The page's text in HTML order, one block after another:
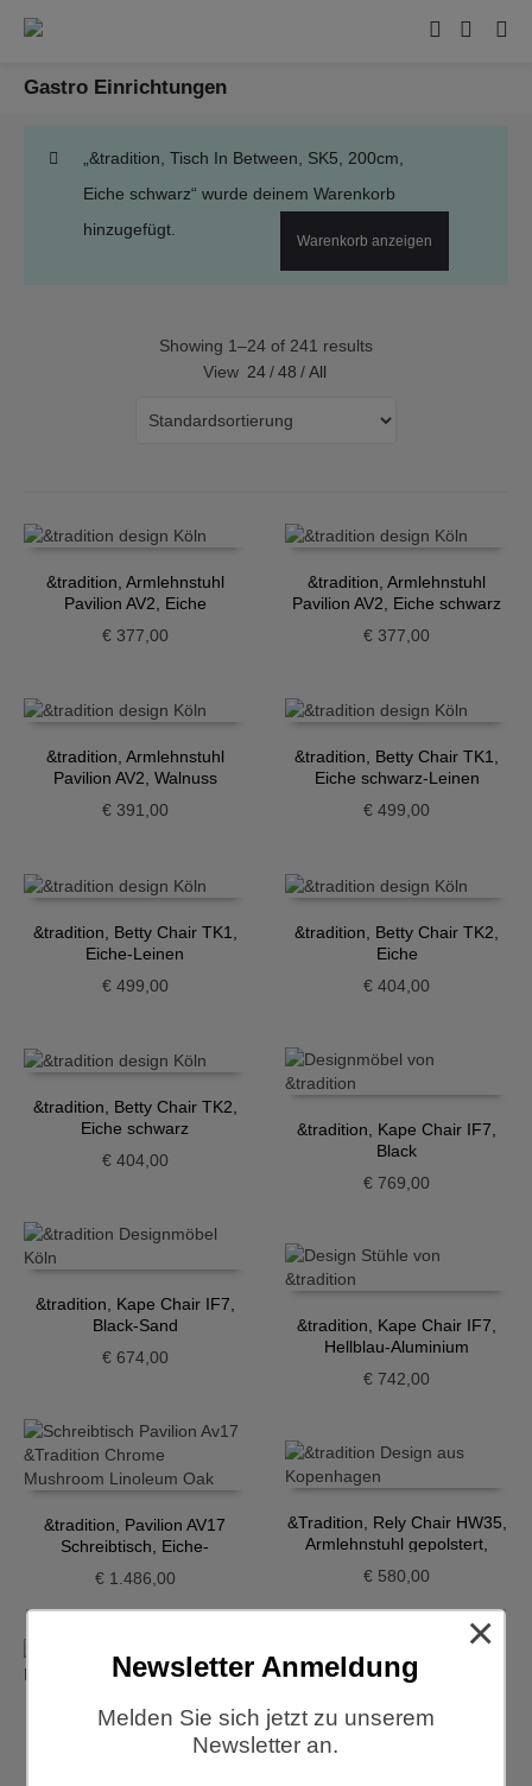
Gastro Einrichtungen
„&tradition, Tisch In Between, SK5, 200cm,
Eiche schwarz“ wurde deinem Warenkorb
hinzugefügt.
Warenkorb anzeigen
Showing 1–24 of 241 results
View 24 / 48 / All
&tradition, Armlehnstuhl
Pavilion AV2, Eiche
€377,00
&tradition, Armlehnstuhl
Pavilion AV2, Eiche schwarz
€ 377,00
&tradition, Armlehnstuhl
Pavilion AV2, Walnuss
€391,00
&tradition, Betty Chair TK1,
Eiche schwarz-Leinen
€ 499,00
&tradition, Betty Chair TK1,
Eiche-Leinen
€499,00
&tradition, Betty Chair TK2,
Eiche
€ 404,00
&tradition, Betty Chair TK2,
Eiche schwarz
€404,00
&tradition, Kape Chair IF7,
Black
€ 769,00
&tradition, Kape Chair IF7,
Black-Sand
€674,00
&tradition, Kape Chair IF7,
Hellblau-Aluminium
€ 742,00
&tradition, Pavilion AV17
Schreibtisch, Eiche-
€1.486,00
&Tradition, Rely Chair HW35,
Armlehnstuhl gepolstert,
Grau-Beige
€ 580,00
&Tradition, Rely Chair HW6,
&Tradition, Rely Chair HW6,
Newsletter Anmeldung
Melden Sie sich jetzt zu unserem
Newsletter an.
×